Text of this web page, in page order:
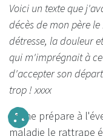
Voici un texte que
décès de mon père
détresse, la douleur
qui m'imprégnait à
d'accepter son
trop ! xxxx
Je me prépare à
maladie le rattrape